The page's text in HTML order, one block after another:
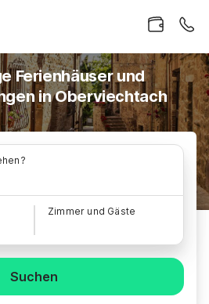
Ferienhäuser und
in Oberviechtach
Zimmer und Gäste
Suchen